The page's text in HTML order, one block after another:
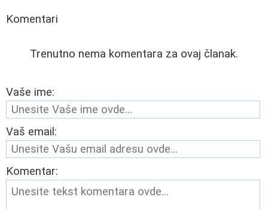
Komentari
Trenutno nema komentara za ovaj članak.
Vaše ime:
Vaš email:
Komentar: